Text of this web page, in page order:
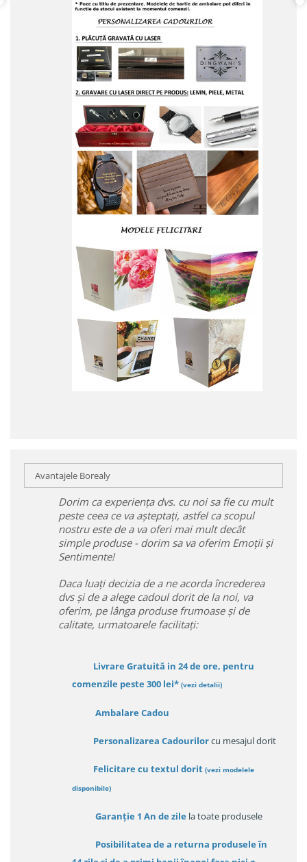
Avantajele Borealy
Dorim ca experiența dvs. cu noi sa fie cu mult
peste ceea ce va așteptați, astfel ca scopul
nostru este de a va oferi mai mult decât
simple produse - dorim sa va oferim Emoții și
Sentimente!
Daca luați decizia de a ne acorda încrederea
dvs și de a alege cadoul dorit de la noi, va
oferim, pe lânga produse frumoase și de
calitate, urmatoarele facilitați:
Livrare Gratuită in 24 de ore, pentru
comenzile peste 300 lei* (vezi detalii)
Ambalare Cadou
Personalizarea Cadourilorcu mesajul dorit
Felicitare cu textul dorit (vezi modelele
disponibile)
Garanție 1 An de zile la toate produsele
Posibilitatea de a returna produsele în